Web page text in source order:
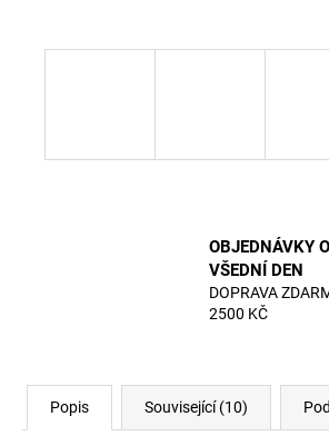
OBJEDNÁVKY
VŠEDNÍ DEN
DOPRAVA
2500 KČ
Popis Související (10)